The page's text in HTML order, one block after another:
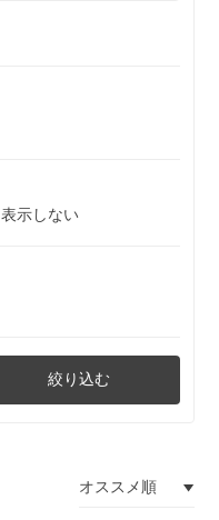
表示しない
絞り込む